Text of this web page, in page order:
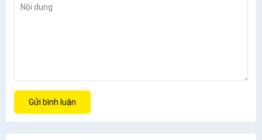
Gửi bình luận